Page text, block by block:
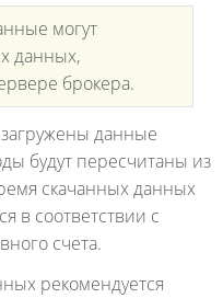
могут
данных,
брокера.
загружены данные
будут пересчитаны из
скачанных данных
в соответствии с
счета.
рекомендуется